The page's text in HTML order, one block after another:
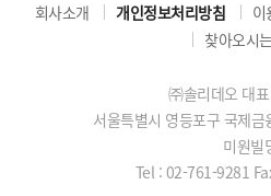
회사소개 개인정보처리방침 이
찾아오시
㈜솔리데오 대
서울특별시 영등포구 국제
미원빌
Tel : 02-761-9281